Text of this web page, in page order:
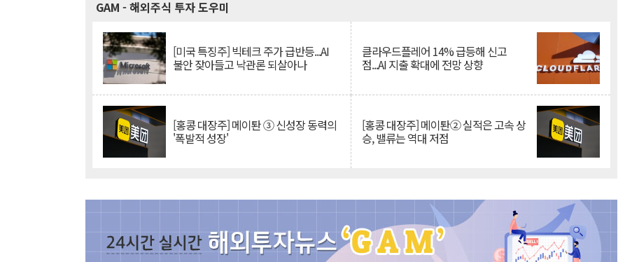
GAM - 해외주식 투자 도우미
[미국 특징주] 빅테크 주가 급반등...AI
불안 잦아들고 낙관론 되살아나
클라우드플레어 14% 급등해 신고
점...AI 지출 확대에 전망 상향
[홍콩 대장주] 메이퇀 ③ 신성장 동력의
'폭발적 성장'
[홍콩 대장주] 메이퇀② 실적은 고속 상
승, 밸류는 역대 저점